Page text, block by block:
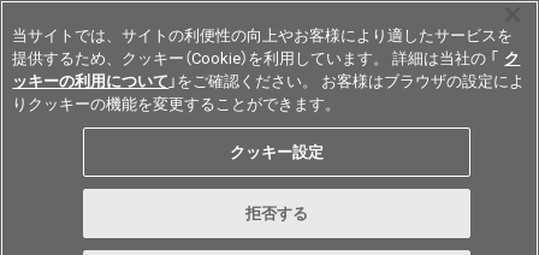
Japan
RoHS対応状況 / 非含有証明書ダウ
ンロード
当サイトでは、サイトの利便性の向上やお客様により適したサービスを
提供するため、クッキー（Cookie）を利用しています。 詳細は当社の 「 ク
ッキーの利用について 」をご確認ください。 お客様はブラウザの設定によ
りクッキーの機能を変更することができます。
クッキー設定
拒否する